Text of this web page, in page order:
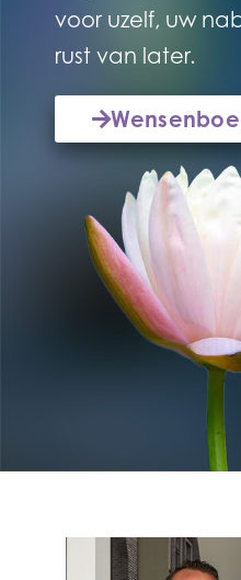
voor uzelf, uw
rust van later.